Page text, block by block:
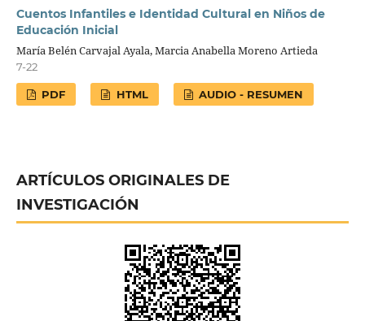
Cuentos Infantiles e Identidad Cultural en Niños de
Educación Inicial
María Belén Carvajal Ayala, Marcia Anabella Moreno Artieda
7-22
PDF HTML AUDIO - RESUMEN
ARTÍCULOS ORIGINALES DE
INVESTIGACIÓN